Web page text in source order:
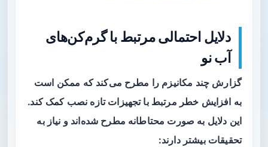
دلایل احتمالی مرتبط با گرم‌کن‌های
آب نو
گزارش چند مکانیزم را مطرح می‌کند که ممکن است
به افزایش خطر مرتبط با تجهیزات تازه نصب کمک کند.
این دلایل به صورت محتاطانه مطرح شده‌اند و نیاز به
تحقیقات بیشتر دارند: